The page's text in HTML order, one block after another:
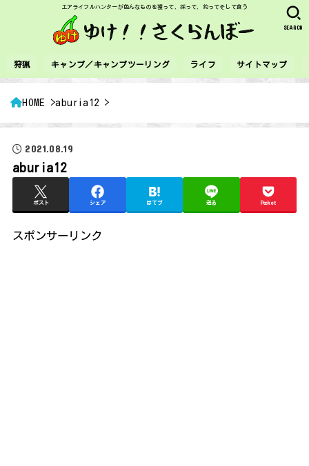
エアライフルハンターが色んなものを獲って、採って、釣ってそして食う
狩猟 キャンプ／キャンプツーリング ライフ サイトマップ
SEARCH
HOME aburia12
2021.08.19
aburia12
ポスト シェア はてブ 送る Pocket
スポンサーリンク